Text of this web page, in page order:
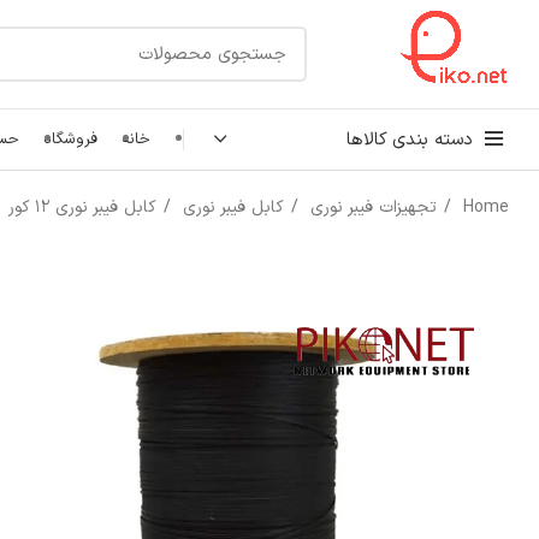
دسته بندی کالاها
کابل شبکه
اتصالات شبکه
خانه فروشگاه
Home تجهیزات فیبر نوری کابل فیبر نوری کابل فیبر نوری 12 کور